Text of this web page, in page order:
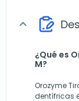
expand_more
¿Qué es
M?
Orozyme
dentífricas